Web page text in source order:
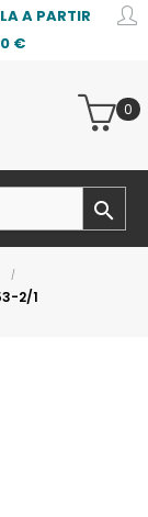
A PARTIR
€
search
0
2/1